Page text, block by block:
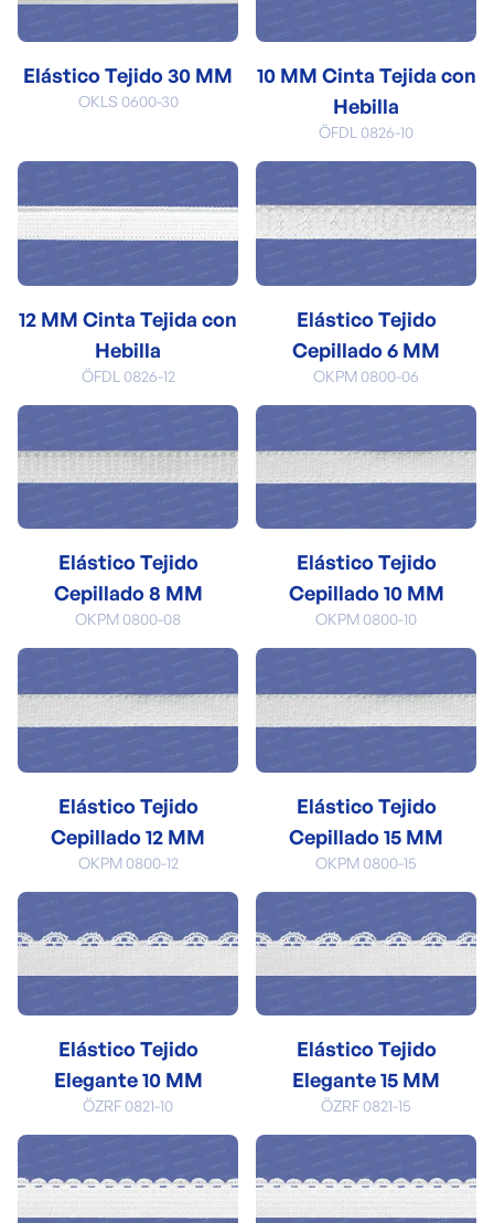
Elástico Tejido 30 MM
OKLS 0600-30
10 MM Cinta Tejida con
Hebilla
ÖFDL 0826-10
12 MM Cinta Tejida con
Hebilla
ÖFDL 0826-12
Elástico Tejido
Cepillado 6 MM
OKPM 0800-06
Elástico Tejido
Cepillado 8 MM
OKPM 0800-08
Elástico Tejido
Cepillado 10 MM
OKPM 0800-10
Elástico Tejido
Cepillado 12 MM
OKPM 0800-12
Elástico Tejido
Cepillado 15 MM
OKPM 0800-15
Elástico Tejido
Elegante 10 MM
ÖZRF 0821-10
Elástico Tejido
Elegante 15 MM
ÖZRF 0821-15